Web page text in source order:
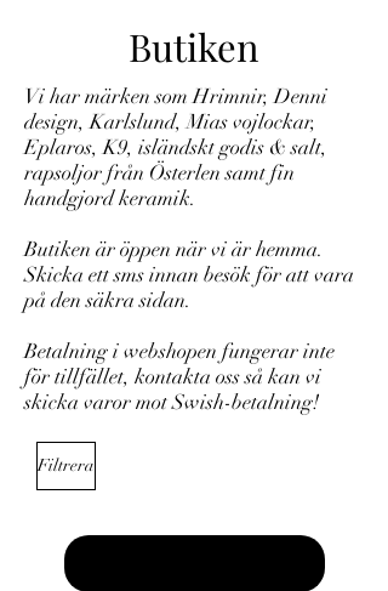
Butiken
Vi har märken som Hrimnir, Denni
design, Karlslund, Mias vojlockar,
Eplaros, K9, isländskt godis & salt,
rapsoljor från Österlen samt fin
handgjord keramik.
Butiken är öppen när vi är hemma.
Skicka ett sms innan besök för att vara
på den säkra sidan.
Betalning i webshopen fungerar inte
för tillfället, kontakta oss så kan vi
skicka varor mot Swish-betalning!
Filtrera